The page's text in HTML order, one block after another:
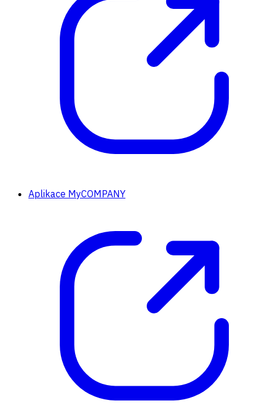
Aplikace MyCOMPANY